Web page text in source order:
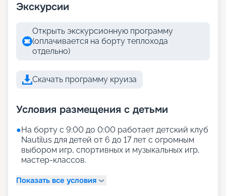
Экскурсии
Открыть экскурсионную программу
(оплачивается на борту теплохода
отдельно)
Скачать программу круиза
Условия размещения с детьми
●На борту с 9:00 до 0:00 работает детский клуб
Nautilus для детей от 6 до 17 лет с огромным
выбором игр, спортивных и музыкальных игр,
мастер-классов.
Показать все условия